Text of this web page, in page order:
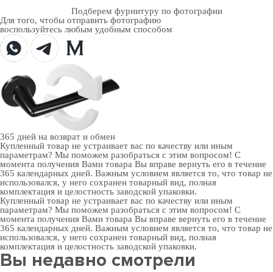
Подберем фурнитуру по фотографии
Для того, чтобы отправить фотографию
воспользуйтесь любым удобным способом
365 дней на возврат и обмен
Купленный товар не устраивает вас по качеству или иным
параметрам? Мы поможем разобраться с этим вопросом! С
момента получения Вами товара Вы вправе вернуть его в течение
365 календарных дней. Важным условием является то, что товар не
использовался, у него сохранен товарный вид, полная
комплектация и целостность заводской упаковки.
Купленный товар не устраивает вас по качеству или иным
параметрам? Мы поможем разобраться с этим вопросом! С
момента получения Вами товара Вы вправе вернуть его в течение
365 календарных дней. Важным условием является то, что товар не
использовался, у него сохранен товарный вид, полная
комплектация и целостность заводской упаковки.
Вы недавно смотрели